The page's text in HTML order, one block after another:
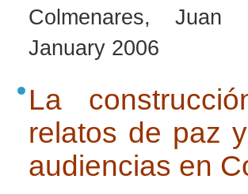
Colmenares, Juan
January 2006
La
relatos de paz
audiencias en